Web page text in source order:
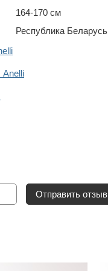
164-170 см
Республика Беларусь
Anelli
Отправить отзыв